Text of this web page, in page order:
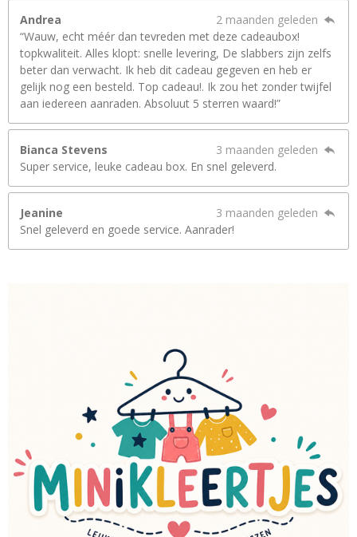
Andrea
2 maanden geleden
“Wauw, echt méér dan tevreden met deze cadeaubox!
topkwaliteit. Alles klopt: snelle levering, De slabbers zijn zelfs
beter dan verwacht. Ik heb dit cadeau gegeven en heb er
gelijk nog een besteld. Top cadeau!. Ik zou het zonder twijfel
aan iedereen aanraden. Absoluut 5 sterren waard!”
Bianca Stevens
3 maanden geleden
Super service, leuke cadeau box. En snel geleverd.
Jeanine
3 maanden geleden
Snel geleverd en goede service. Aanrader!